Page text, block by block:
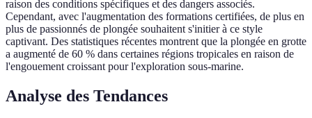
raison des conditions spécifiques et des dangers associés.
Cependant, avec l'augmentation des formations certifiées, de plus en
plus de passionnés de plongée souhaitent s'initier à ce style
captivant. Des statistiques récentes montrent que la plongée en grotte
a augmenté de 60 % dans certaines régions tropicales en raison de
l'engouement croissant pour l'exploration sous-marine.
Analyse des Tendances